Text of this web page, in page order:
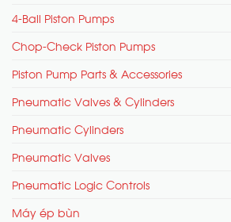
4-Ball Piston Pumps
Chop-Check Piston Pumps
Piston Pump Parts & Accessories
Pneumatic Valves & Cylinders
Pneumatic Cylinders
Pneumatic Valves
Pneumatic Logic Controls
Máy ép bùn